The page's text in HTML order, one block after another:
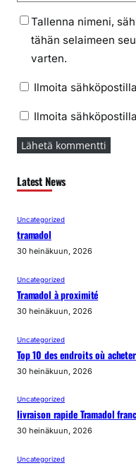
Tallenna nimeni,
tähän selaimeen
varten.
Ilmoita
Ilmoita
Latest News
Uncategorized
tramadol
30 heinäkuun, 2026
Uncategorized
Tramadol à proximité
30 heinäkuun, 2026
Uncategorized
Top 10 des endroits où
30 heinäkuun, 2026
Uncategorized
livraison rapide Tramadol
30 heinäkuun, 2026
Uncategorized